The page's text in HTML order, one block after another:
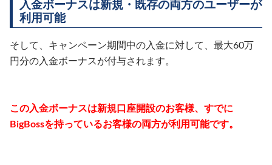
入金ボーナスは新規・既存の両方のユーザーが
利用可能
そして、キャンペーン期間中の入金に対して、最大60万
円分の入金ボーナスが付与されます。
この入金ボーナスは新規口座開設のお客様、すでに
BigBossを持っているお客様の両方が利用可能です。